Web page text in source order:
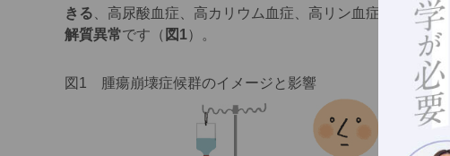
きる 、高尿酸血症、高カリウム血症、高リン血症、低カル
解質異常です（ 図1）。
図1 腫瘍崩壊症候群のイメージと影響